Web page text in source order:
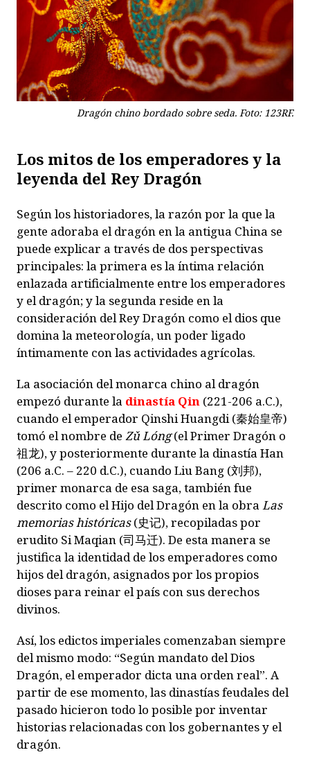
Dragón chino bordado sobre seda. Foto: 123RF.
Los mitos de los emperadores y la
leyenda del Rey Dragón
Según los historiadores, la razón por la que la
gente adoraba el dragón en la antigua China se
puede explicar a través de dos perspectivas
principales: la primera es la íntima relación
enlazada artificialmente entre los emperadores
y el dragón; y la segunda reside en la
consideración del Rey Dragón como el dios que
domina la meteorología, un poder ligado
íntimamente con las actividades agrícolas.
La asociación del monarca chino al dragón
empezó durante la dinastía Qin (221-206 a.C.),
cuando el emperador Qinshi Huangdi (秦始皇帝)
tomó el nombre de ZǔLóng(el Primer Dragón o
祖龙), y posteriormente durante la dinastía Han
(206 a.C. – 220 d.C.), cuando Liu Bang (刘邦),
primer monarca de esa saga, también fue
descrito como el Hijo del Dragón en la obraLas
memorias históricas(史记), recopiladas por
erudito Si Maqian (司马迁). De esta manera se
justifica la identidad de los emperadores como
hijos del dragón, asignados por los propios
dioses para reinar el país con sus derechos
divinos.
Así, los edictos imperiales comenzaban siempre
del mismo modo: “Según mandato del Dios
Dragón, el emperador dicta una orden real”. A
partir de ese momento, las dinastías feudales del
pasado hicieron todo lo posible por inventar
historias relacionadas con los gobernantes y el
dragón.